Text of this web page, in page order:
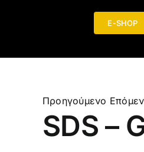
E-SHOP
Προηγούμενο
SDS –